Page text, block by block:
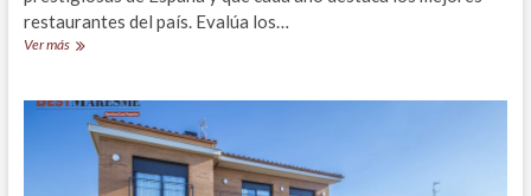
restaurantes del país. Evalúa los…
Ver másLa
2023
nos
recomienda
restaurantes